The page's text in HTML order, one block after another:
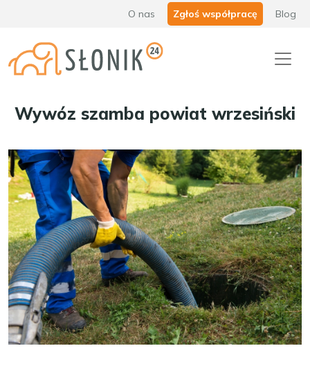
O nas Zgłoś współpracę Blog
Wywóz szamba powiat wrzesiński